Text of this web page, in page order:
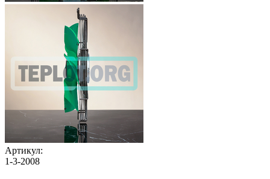
Артикул:
1-3-2008